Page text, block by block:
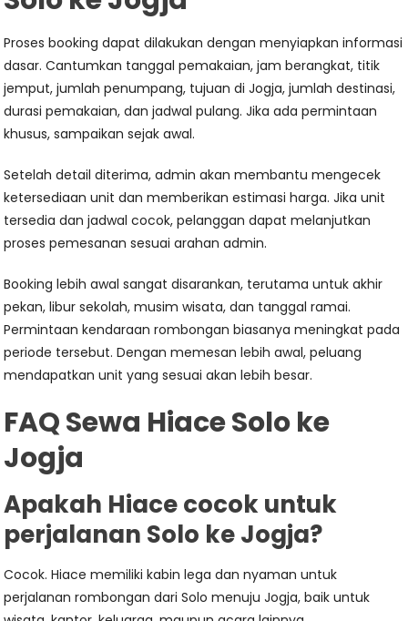
Proses booking dapat dilakukan dengan menyiapkan informasi
dasar. Cantumkan tanggal pemakaian, jam berangkat, titik
jemput, jumlah penumpang, tujuan di Jogja, jumlah destinasi,
durasi pemakaian, dan jadwal pulang. Jika ada permintaan
khusus, sampaikan sejak awal.
Setelah detail diterima, admin akan membantu mengecek
ketersediaan unit dan memberikan estimasi harga. Jika unit
tersedia dan jadwal cocok, pelanggan dapat melanjutkan
proses pemesanan sesuai arahan admin.
Booking lebih awal sangat disarankan, terutama untuk akhir
pekan, libur sekolah, musim wisata, dan tanggal ramai.
Permintaan kendaraan rombongan biasanya meningkat pada
periode tersebut. Dengan memesan lebih awal, peluang
mendapatkan unit yang sesuai akan lebih besar.
FAQ Sewa Hiace Solo ke
Jogja
Apakah Hiace cocok untuk
perjalanan Solo ke Jogja?
Cocok. Hiace memiliki kabin lega dan nyaman untuk
perjalanan rombongan dari Solo menuju Jogja, baik untuk